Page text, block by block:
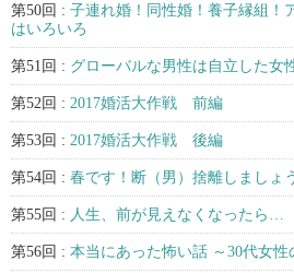
第50回 : 子連れ婚！同性婚！養子縁組！
はいろいろ
第51回 : グローバルな男性は自立した女
第52回 : 2017婚活大作戦 前編
第53回 : 2017婚活大作戦 後編
第54回 : 春です！断（男）捨離しましょ
第55回 : 人生、前が見えなくなったら…
第56回 : 本当にあった怖い話 ～30代女性